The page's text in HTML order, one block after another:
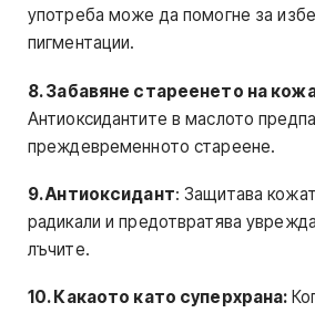
употреба може да помогне за
пигментации.
8. Забавяне стареенето на
Антиоксидантите в маслото
преждевременното стареене.
9. Антиоксидант: Защитава
радикали и предотвратява
лъчите.
10. Какаото като суперхрана: